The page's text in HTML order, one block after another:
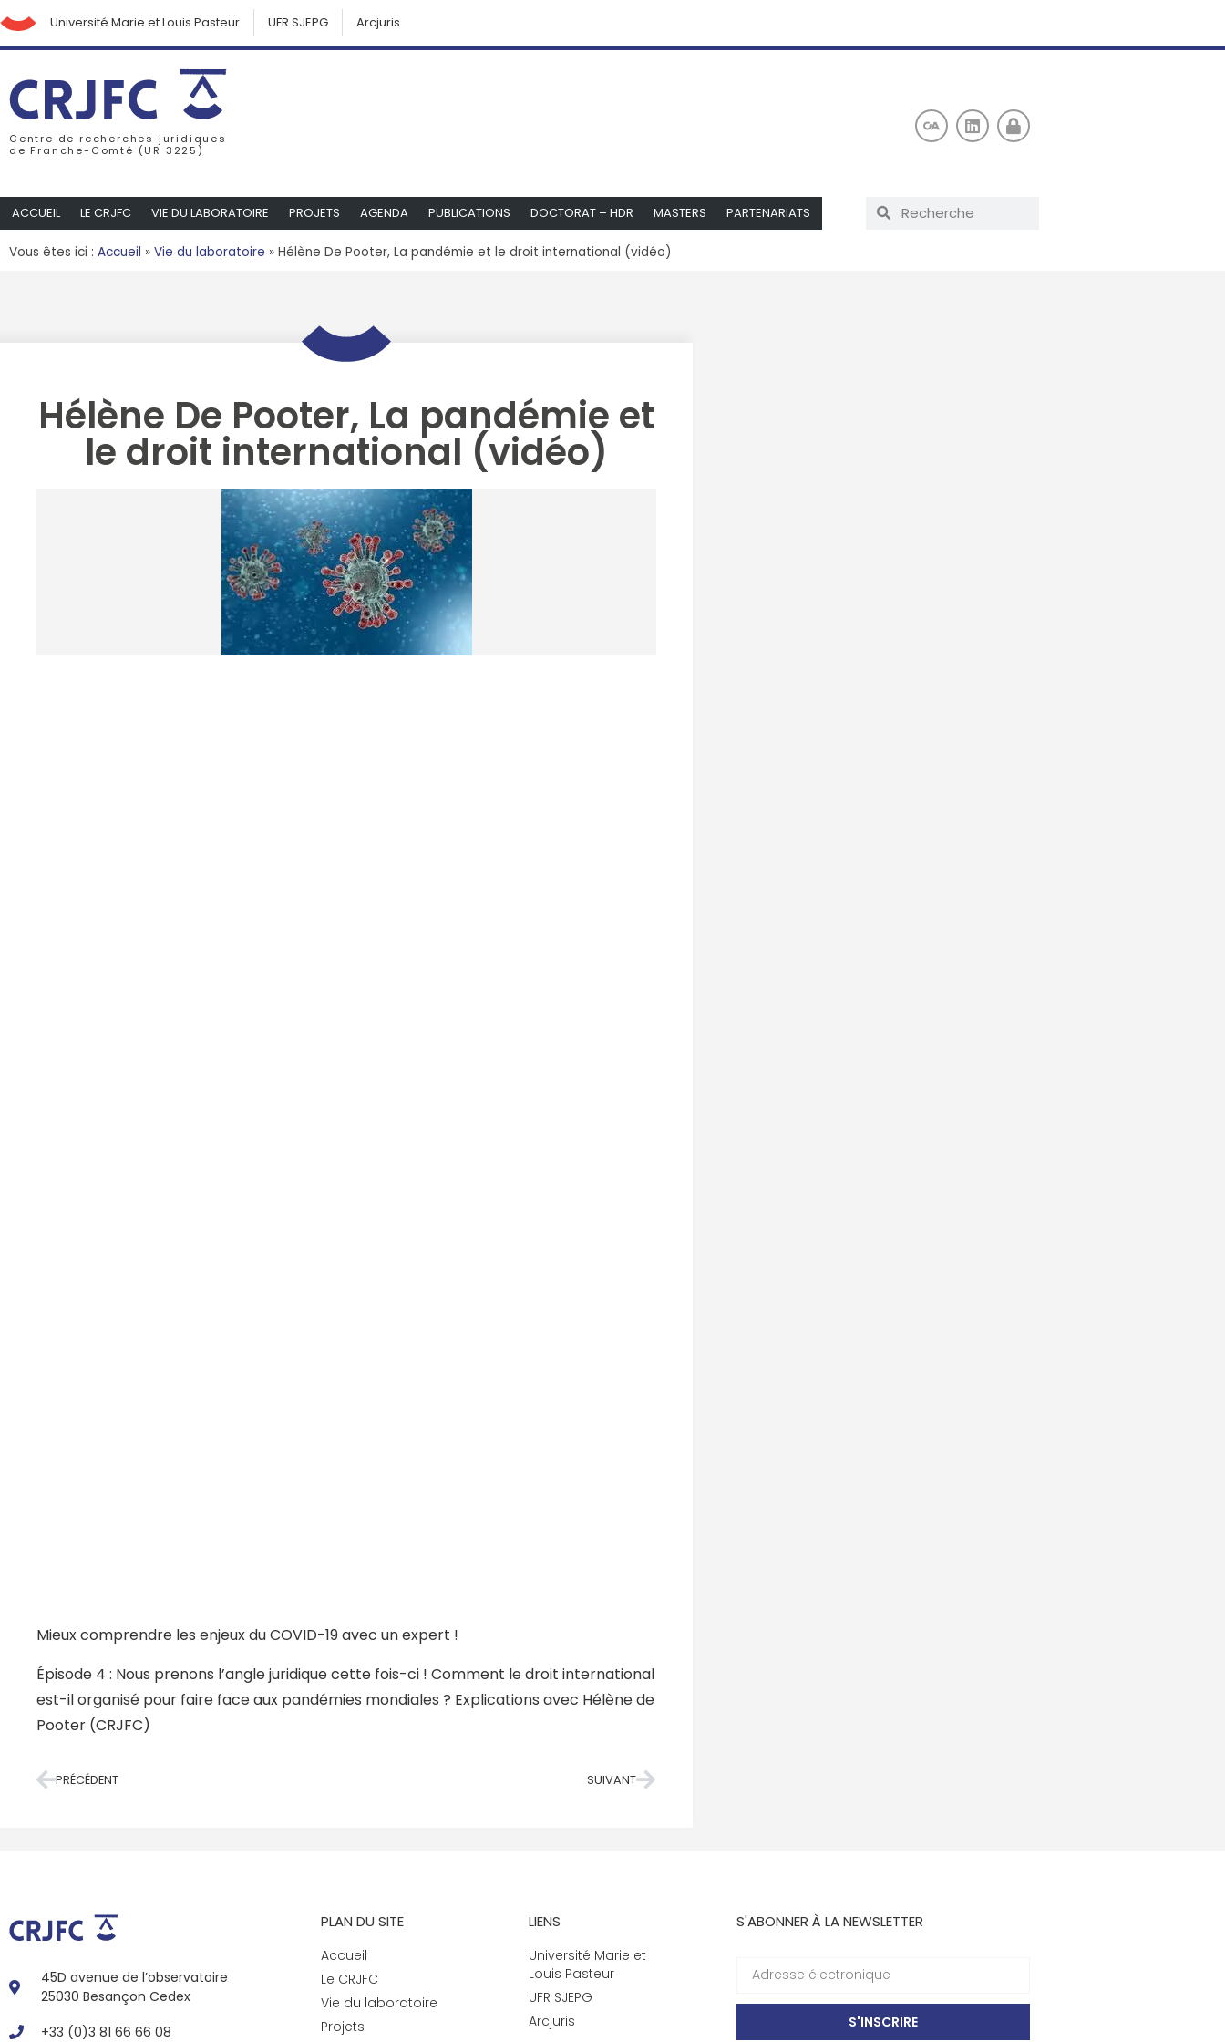
Université Marie et Louis Pasteur UFR SJEPG Arcjuris
Centre de recherches juridiques
de Franche-Comté (UR 3225)
ACCUEIL LE CRJFC VIE DU LABORATOIRE PROJETS AGENDA PUBLICATIONS DOCTORAT – HDR MASTERS PARTENARIATS
Vous êtes ici : Accueil » Vie du laboratoire » Hélène De Pooter, La pandémie et le droit international (vidéo)
Hélène De Pooter, La pandémie et
le droit international (vidéo)
Mieux comprendre les enjeux du COVID-19 avec un expert !
Épisode 4 : Nous prenons l’angle juridique cette fois-ci ! Comment le droit international
est-il organisé pour faire face aux pandémies mondiales ? Explications avec Hélène de
Pooter (CRJFC)
PRÉCÉDENT SUIVANT
45D avenue de l’observatoire
25030 Besançon Cedex
+33 (0)3 81 66 66 08
PLAN DU SITE
Accueil
Le CRJFC
Vie du laboratoire
Projets
LIENS
Université Marie et
Louis Pasteur
UFR SJEPG
Arcjuris
S'ABONNER À LA NEWSLETTER
S'INSCRIRE